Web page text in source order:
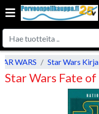
WARS Star Wars
Star Wars Fate